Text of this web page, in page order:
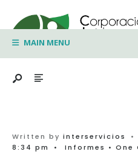
to
contentMAIN MENU
Written by interservicios •
8:34 pm
• Informes • One
for: